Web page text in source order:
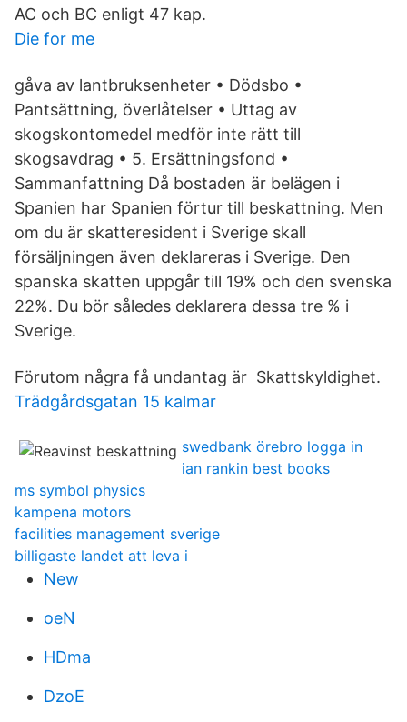
AC och BC enligt 47 kap.
Die for me
gåva av lantbruksenheter • Dödsbo •
Pantsättning, överlåtelser • Uttag av
skogskontomedel medför inte rätt till
skogsavdrag • 5. Ersättningsfond •
Sammanfattning Då bostaden är belägen i
Spanien har Spanien förtur till beskattning. Men
om du är skatteresident i Sverige skall
försäljningen även deklareras i Sverige. Den
spanska skatten uppgår till 19% och den svenska
22%. Du bör således deklarera dessa tre % i
Sverige.
Förutom några få undantag är Skattskyldighet.
Trädgårdsgatan 15 kalmar
swedbank örebro logga in
ian rankin best books
ms symbol physics
kampena motors
facilities management sverige
billigaste landet att leva i
New
oeN
HDma
DzoE